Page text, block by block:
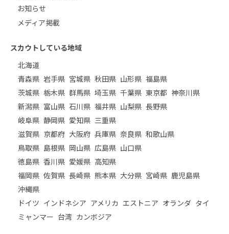
お知らせ
メディア掲載
スカウトしている地域
北海道
青森県 岩手県 宮城県 秋田県 山形県 福島県
茨城県 栃木県 群馬県 埼玉県 千葉県 東京都 神奈川県
新潟県 富山県 石川県 福井県 山梨県 長野県
岐阜県 静岡県 愛知県 三重県
滋賀県 京都府 大阪府 兵庫県 奈良県 和歌山県
鳥取県 島根県 岡山県 広島県 山口県
徳島県 香川県 愛媛県 高知県
福岡県 佐賀県 長崎県 熊本県 大分県 宮崎県 鹿児島県
沖縄県
ドイツ インドネシア アメリカ エストニア オランダ タイ
ミャンマー 台湾 カンボジア